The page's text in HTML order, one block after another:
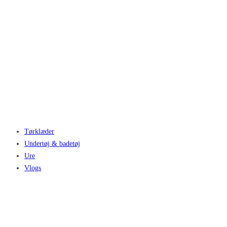
Tørklæder
Undertøj & badetøj
Ure
Vlogs